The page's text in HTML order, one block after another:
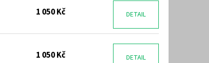
1 050 Kč DETAIL
1 050 Kč DETAIL